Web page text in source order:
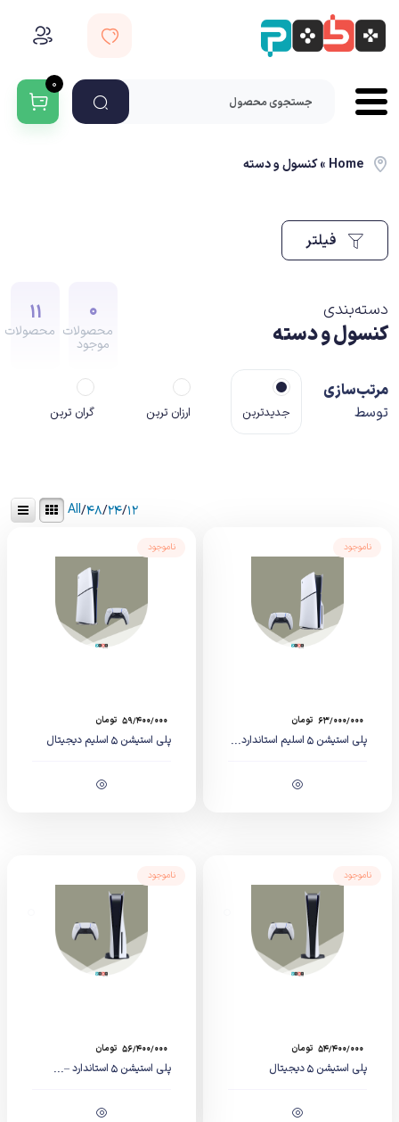
۰
Home
»کنسول و دسته
فیلتر
دسته‌بندی
کنسول و دسته
۰
محصولات
موجود
۱۱
محصولات
مرتب‌سازی
توسط
جدیدترین ارزان ترین گران ترین
۱۲/۲۴/۴۸/
All
ناموجود
۶۳/۰۰۰/۰۰۰ تومان
پلی استیشن ۵ اسلیم استاندارد...
ناموجود
۵۹/۴۰۰/۰۰۰ تومان
پلی استیشن ۵ اسلیم دیجیتال
ناموجود
۵۴/۴۰۰/۰۰۰ تومان
پلی استیشن ۵ دیجیتال
ناموجود
۵۶/۴۰۰/۰۰۰ تومان
پلی استیشن ۵ استاندارد –...